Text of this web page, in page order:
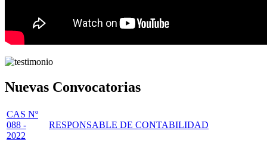
Nuevas Convocatorias
CAS Nº
088 -
2022
RESPONSABLE DE CONTABILIDAD